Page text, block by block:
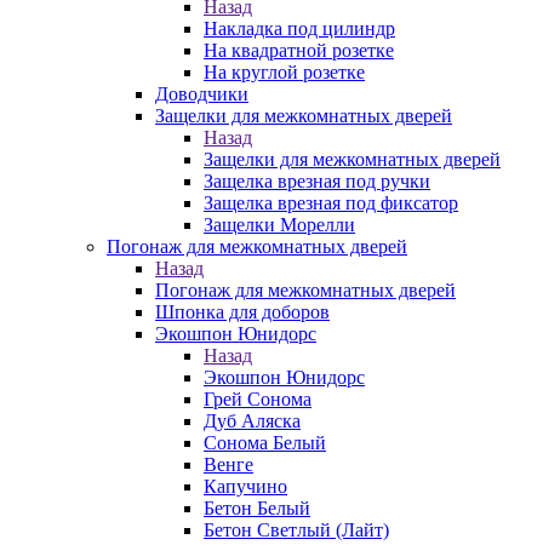
Назад
Накладка под цилиндр
На квадратной розетке
На круглой розетке
Доводчики
Защелки для межкомнатных дверей
Назад
Защелки для межкомнатных дверей
Защелка врезная под ручки
Защелка врезная под фиксатор
Защелки Морелли
Погонаж для межкомнатных дверей
Назад
Погонаж для межкомнатных дверей
Шпонка для доборов
Экошпон Юнидорс
Назад
Экошпон Юнидорс
Грей Сонома
Дуб Аляска
Сонома Белый
Венге
Капучино
Бетон Белый
Бетон Светлый (Лайт)